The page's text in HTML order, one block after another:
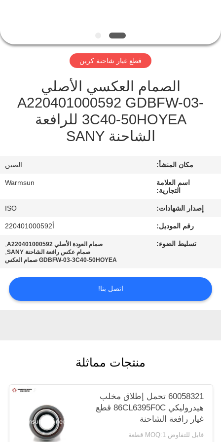
الجودة
اطلب
خريطة
الموقع
PRIVACY
POLICY
قطع غيار شاحنة كرين
الصمام العكسي الأصلي
A220401000592 GDBFW-03-
3C40-50HOYEA للرافعة
الشاحنة SANY
مكان المنشأ: الصين
اسم العلامة
التجارية:
Warmsun
إصدار الشهادات: ISO
رقم الموديل: أ220401000592
تسليط الضوء: صمام العودة الأصلي A220401000592 ,
صمام عكس رافعة الشاحنة SANY ,
GDBFW-03-3C40-50HOYEA صمام العكس
اتصل بنا!
منتجات مماثلة
60058321 تحمل إطلاق مخلب
هيدروليكي 86CL6395F0C قطع
غيار رافعة الشاحنة
قابل للتفاوض MOQ:1 قطعة